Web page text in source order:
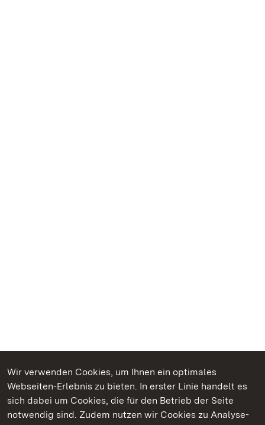
Wir verwenden Cookies, um Ihnen ein optimales
Webseiten-Erlebnis zu bieten. In erster Linie handelt es
sich dabei um Cookies, die für den Betrieb der Seite
notwendig sind. Zudem nutzen wir Cookies zu Analyse-
Kommen. Staunen. Genießen.